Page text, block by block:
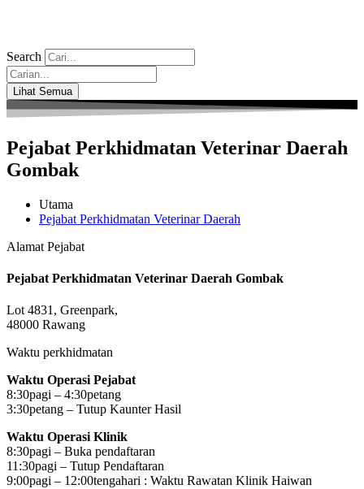
Search
Search
...Lihat Semua
Pejabat Perkhidmatan Veterinar Daerah
Gombak
Utama
Pejabat Perkhidmatan Veterinar Daerah
Alamat Pejabat
Pejabat Perkhidmatan Veterinar Daerah Gombak
Lot 4831, Greenpark,
48000 Rawang
Waktu perkhidmatan
Waktu Operasi Pejabat
8:30pagi – 4:30petang
3:30petang – Tutup Kaunter Hasil
Waktu Operasi Klinik
8:30pagi – Buka pendaftaran
11:30pagi – Tutup Pendaftaran
9:00pagi – 12:00tengahari : Waktu Rawatan Klinik Haiwan